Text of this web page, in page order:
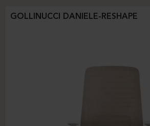
GOLLINUCCI DANIELE-RESHAPE